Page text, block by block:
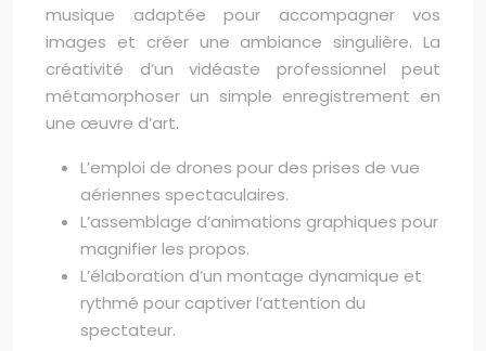
musique adaptée pour accompagner vos
images et créer une ambiance singulière. La
créativité d’un vidéaste professionnel peut
métamorphoser un simple enregistrement en
une œuvre d’art.
L’emploi de drones pour des prises de vue
aériennes spectaculaires.
L’assemblage d’animations graphiques pour
magnifier les propos.
L’élaboration d’un montage dynamique et
rythmé pour captiver l’attention du
spectateur.